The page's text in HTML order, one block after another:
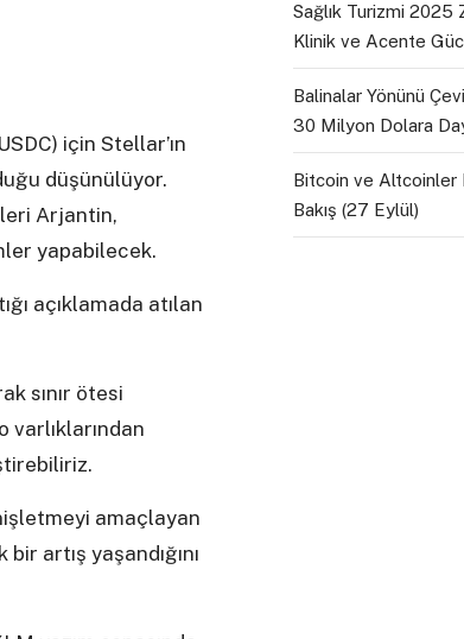
için Stellar’ın
düşünülüyor.
Arjantin,
yapabilecek.
açıklamada atılan
sınır ötesi
amaçlayan
artış yaşandığını
Sağlık Turizmi
Klinik ve Acente
Balinalar Yönünü
30 Milyon Dolara
Bitcoin ve Altcoinler
Bakış (27 Eylül)